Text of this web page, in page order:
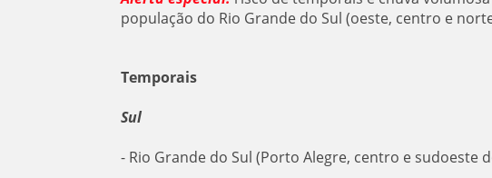
população do Rio Grande do Sul (oeste, centro e
Temporais
Sul
- Rio Grande do Sul (Porto Alegre, centro e sudoeste